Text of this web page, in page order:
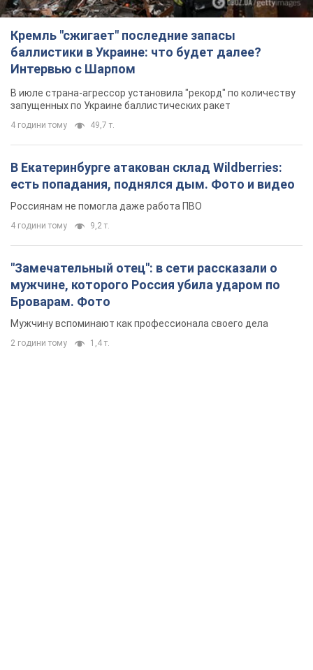
В Екатеринбурге атакован склад Wildberries:
есть попадания, поднялся дым. Фото и видео
Россиянам не помогла даже работа ПВО
4 години тому
"Замечательный отец": в сети рассказали о
мужчине, которого Россия убила ударом по
Броварам. Фото
Мужчину вспоминают как профессионала своего дела
2 години тому 1,4 т.